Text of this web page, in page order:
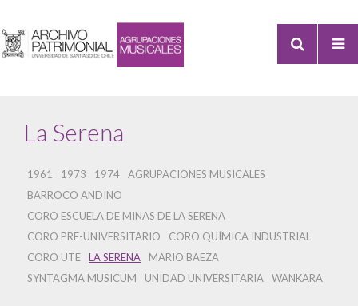
La Serena
1961 1973 1974
AGRUPACIONES MUSICALES
BARROCO ANDINO
CORO ESCUELA DE MINAS DE LA SERENA
CORO PRE-UNIVERSITARIO
CORO QUÍMICA INDUSTRIAL
CORO UTE
LA SERENA
MARIO BAEZA
SYNTAGMA MUSICUM
UNIDAD UNIVERSITARIA WANKARA